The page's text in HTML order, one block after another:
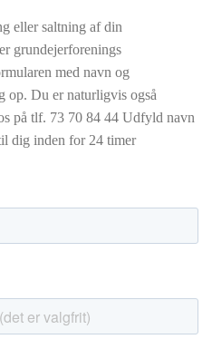
eller saltning af din
grundejerforenings
med navn og
op. Du er naturligvis også
på tlf. 73 70 84 44 Udfyld navn
dig inden for 24 timer